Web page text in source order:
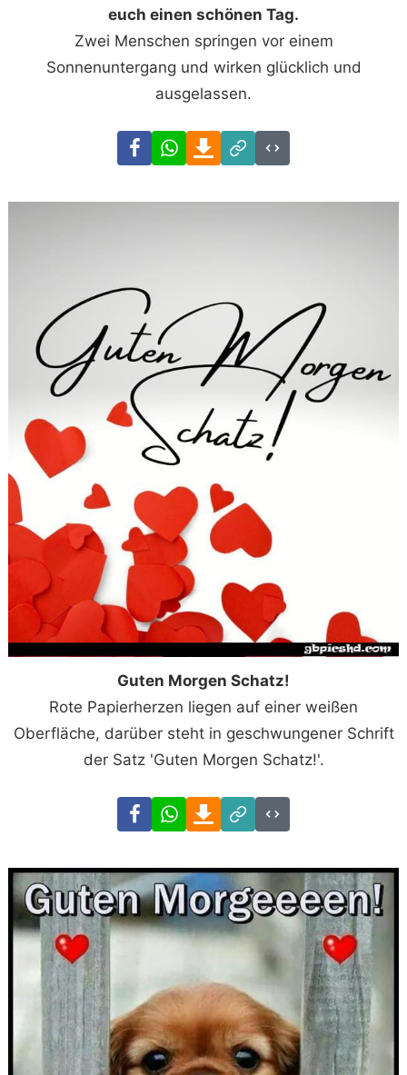
euch einen schönen Tag.
Zwei Menschen springen vor einem
Sonnenuntergang und wirken glücklich und
ausgelassen.
FacebookWhatsAppDownload
Link
Code
Guten Morgen Schatz!
Rote Papierherzen liegen auf einer weißen
Oberfläche, darüber steht in geschwungener Schrift
der Satz 'Guten Morgen Schatz!'.
FacebookWhatsAppDownload
Link
Code